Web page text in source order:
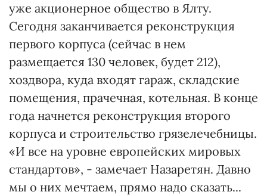
уже акционерное общество в Ялту.
Сегодня заканчивается реконструкция
первого корпуса (сейчас в нем
размещается 130 человек, будет 212),
хоздвора, куда входят гараж, складские
помещения, прачечная, котельная. В конце
года начнется реконструкция второго
корпуса и строительство грязелечебницы.
«И все на уровне европейских мировых
стандартов», - замечает Назаретян. Давно
мы о них мечтаем, прямо надо сказать...